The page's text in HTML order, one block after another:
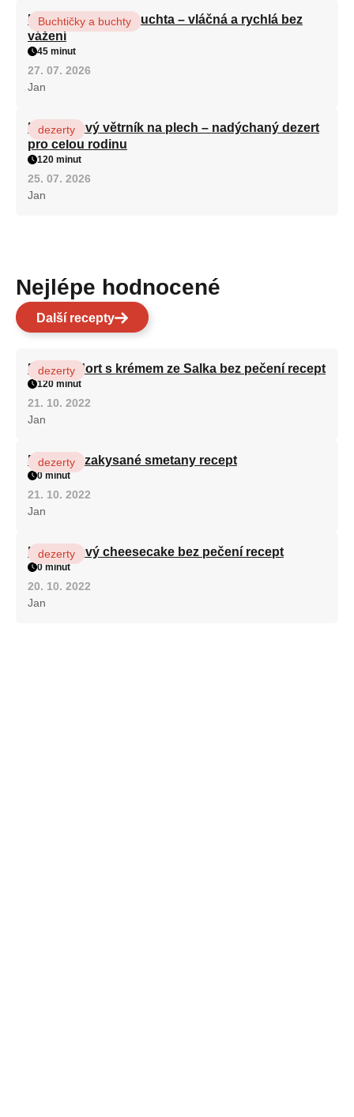
Hrnková maková buchta – vláčná a rychlá bez
vážení
Buchtičky a buchty
45 minut
27. 07. 2026
Jan
Karamelový větrník na plech – nadýchaný dezert
pro celou rodinu
dezerty
120 minut
25. 07. 2026
Jan
Nejlépe hodnocené
Další recepty
Patrový dort s krémem ze Salka bez pečení recept
dezerty
120 minut
21. 10. 2022
Jan
Fánky ze zakysané smetany recept
dezerty
0 minut
21. 10. 2022
Jan
Karamelový cheesecake bez pečení recept
dezerty
0 minut
20. 10. 2022
Jan